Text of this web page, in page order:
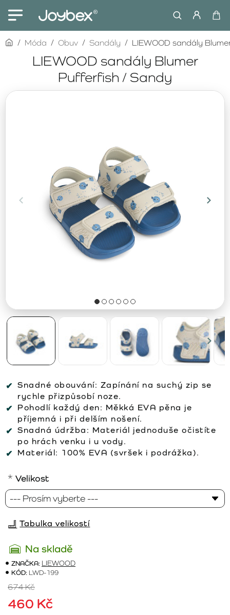
LIEWOOD sandály Blumer
Pufferfish / Sandy
homeMóda Obuv Sandály LIEWOOD sandály
Snadné obouvání: Zapínání na suchý zip se
rychle přizpůsobí noze.
Pohodlí každý den: Měkká EVA pěna je
příjemná i při delším nošení.
Snadná údržba: Materiál jednoduše očistíte
po hrách venku i u vody.
Materiál: 100% EVA (svršek i podrážka).
Na skladě
ZNAČKA: LIEWOOD
KÓD: LWD-199
460 Kč
674 Kč
Velikost
Tabulka velikostí